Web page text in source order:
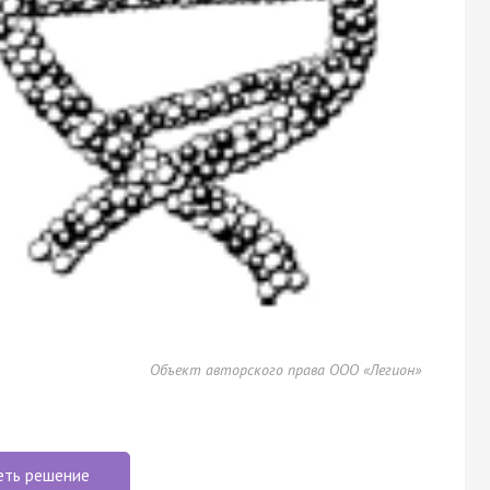
Объект авторского права ООО «Легион»
решение